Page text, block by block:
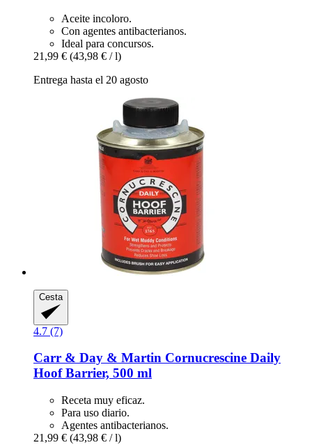
Aceite incoloro.
Con agentes antibacterianos.
Ideal para concursos.
21,99 € (43,98 € / l)
Entrega hasta el 20 agosto
Cesta
4.7 (7)
Carr & Day & Martin Cornucrescine Daily
Hoof Barrier, 500 ml
Receta muy eficaz.
Para uso diario.
Agentes antibacterianos.
21,99 € (43,98 € / l)